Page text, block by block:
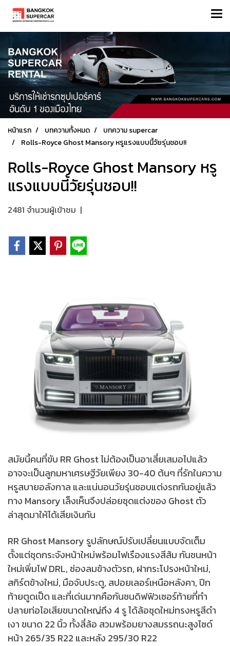
หน้าแรก บทความทั้งหมด
บทความ supercar
Rolls-Royce Ghost Mansory หรูแรงแบบนี้วัยรุ่นชอบ!!
Rolls-Royce Ghost Mansory หรู
แรงแบบนี้วัยรุ่นชอบ!!
2481 จำนวนผู้เข้าชม |
สมัยนี้คนที่ขับ RR Ghost ไม่ต้องเป็นอาเสี่ยเสมอไปแล้ว
อาจจะเป็นลูกมหาเศรษฐีวัยเพียง 30-40 ต้นๆ ที่รักในความ
หรูสบายอลังกาล และแน่นอนวัยรุ่นชอบแต่งรถกันอยู่แล้ว
ทาง Mansory เล็งเห็นจึงปล่อยชุดแต่งของ Ghost ตัว
ล่าสุดมาให้ได้เสียเงินกัน
RR Ghost Mansory รูปลักษณ์ปรับเปลี่ยนแบบจัดเต็ม
ตั้งแต่ชุดกระจังหน้าใหม่พร้อมไฟเรืองแรงสีส้ม กันชนหน้า
ใหม่เพิ่มไฟ DRL, ช่องลมข้างตัวรถ, ฝากระโปรงหน้าใหม่,
สกิร์ตข้างใหม่, มือจับประตู, สปอยเลอร์เหนือหลังคา, ปีก
ท้ายตูดเป็ด และที่เด่นมากคือกันชนดิฟฟิวเซอร์ท้ายที่ทำ
ปลายท่อไอเสียขนาดใหญ่ถึง 4 รู ได้ล้อชุดใหม่ทรงหรูสีดำ
เงา ขนาด 22 นิ้ว ทั้งสี่ล้อ สวมพร้อมยางสมรรถนะสูงไซด์
หน้า 265/35 R22 และหลัง 295/30 R22